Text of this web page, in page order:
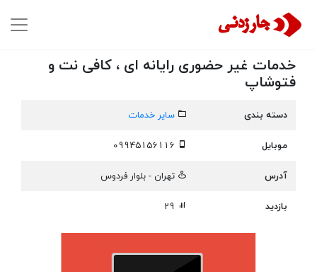
خدمات غیر حضوری رایانه ای ، کافی نت و
فتوشاپ
دسته بندی
سایر خدمات
موبایل
آدرس
تهران - بلوار فردوس
بازدید